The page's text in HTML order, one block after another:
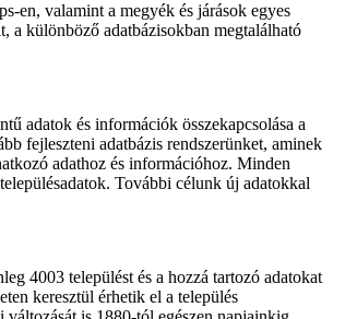
en, valamint a megyék és járások egyes
a különböző adatbázisokban megtalálható
adatok és információk összekapcsolása a
fejleszteni adatbázis rendszerünket, aminek
adathoz és információhoz. Minden
További célunk új adatokkal
4003 települést és a hozzá tartozó adatokat
keresztül érhetik el a település